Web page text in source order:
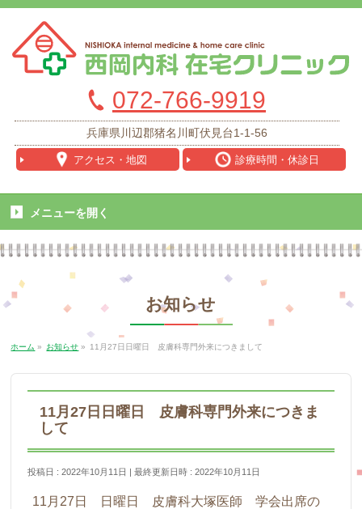
072-766-9919
兵庫県川辺郡猪名川町伏見台1-1-56
アクセス ・地図 診療時間 ・休診日
メニューを開く
お知らせ
ホーム » お知らせ » 11月27日日曜日 皮膚科専門外来につきまして
11月27日日曜日 皮膚科専門外来につきま
して
投稿日 : 2022年10月11日 最終更新日時 : 2022年10月11日
11月27日 日曜日 皮膚科大塚医師 学会出席の